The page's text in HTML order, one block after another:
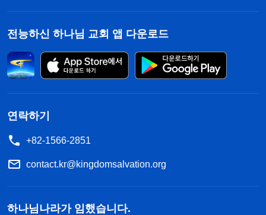
전능하신 하나님 교회 앱 다운로드
연락하기
+82-1566-2851
contact.kr@kingdomsalvation.org
하나님나라가 임했습니다.